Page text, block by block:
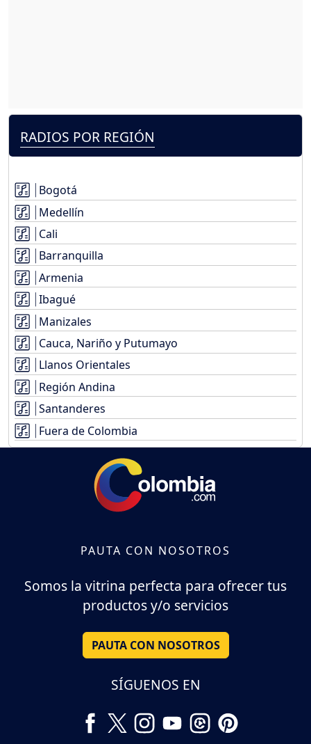
RADIOS POR REGIÓN
Bogotá
Medellín
Cali
Barranquilla
Armenia
Ibagué
Manizales
Cauca, Nariño y Putumayo
Llanos Orientales
Región Andina
Santanderes
Fuera de Colombia
PAUTA CON NOSOTROS
Somos la vitrina perfecta para ofrecer tus
productos y/o servicios
PAUTA CON NOSOTROS
SÍGUENOS EN